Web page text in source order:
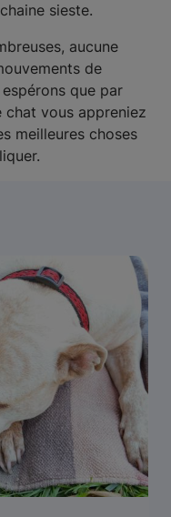
sieste.
aucune
de
que par
chat vous appreniez
meilleures choses